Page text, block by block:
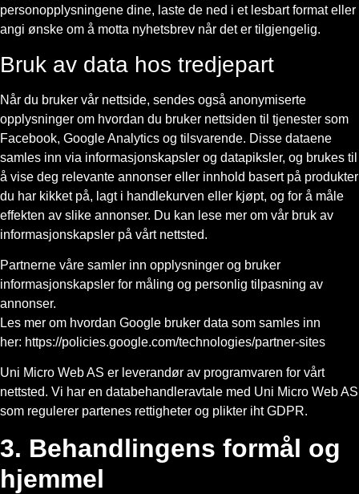
personopplysningene dine, laste de ned i et lesbart format eller
angi ønske om å motta nyhetsbrev når det er tilgjengelig.
Bruk av data hos tredjepart
Når du bruker vår nettside, sendes også anonymiserte
opplysninger om hvordan du bruker nettsiden til tjenester som
Facebook, Google Analytics og tilsvarende. Disse dataene
samles inn via informasjonskapsler og datapiksler, og brukes til
å vise deg relevante annonser eller innhold basert på produkter
du har kikket på, lagt i handlekurven eller kjøpt, og for å måle
effekten av slike annonser. Du kan lese mer om vår bruk av
informasjonskapsler på vårt nettsted.
Partnerne våre samler inn opplysninger og bruker
informasjonskapsler for måling og personlig tilpasning av
annonser.
Les mer om hvordan Google bruker data som samles inn
her: https://policies.google.com/technologies/partner-sites
Uni Micro Web AS er leverandør av programvaren for vårt
nettsted. Vi har en databehandleravtale med Uni Micro Web AS
som regulerer partenes rettigheter og plikter iht GDPR.
3. Behandlingens formål og
hjemmel